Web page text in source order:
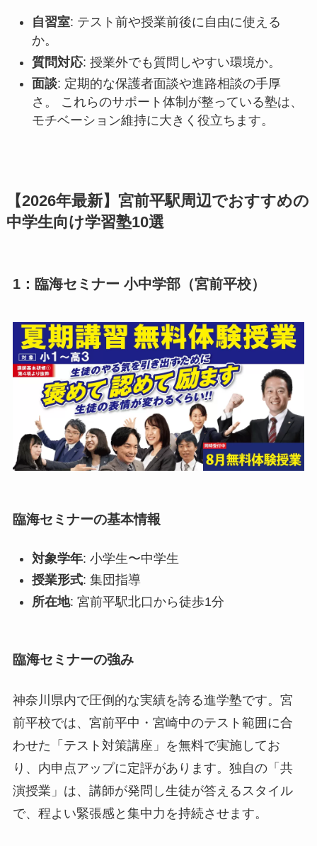
自習室: テスト前や授業前後に自由に使える
か。
質問対応: 授業外でも質問しやすい環境か。
面談: 定期的な保護者面談や進路相談の手厚
さ。 これらのサポート体制が整っている塾は、
モチベーション維持に大きく役立ちます。
【2026年最新】宮前平駅周辺でおすすめの
中学生向け学習塾10選
1：臨海セミナー 小中学部（宮前平校）
臨海セミナーの基本情報
対象学年: 小学生〜中学生
授業形式: 集団指導
所在地: 宮前平駅北口から徒歩1分
臨海セミナーの強み
神奈川県内で圧倒的な実績を誇る進学塾です。宮
前平校では、宮前平中・宮崎中のテスト範囲に合
わせた「テスト対策講座」を無料で実施してお
り、内申点アップに定評があります。独自の「共
演授業」は、講師が発問し生徒が答えるスタイル
で、程よい緊張感と集中力を持続させます。